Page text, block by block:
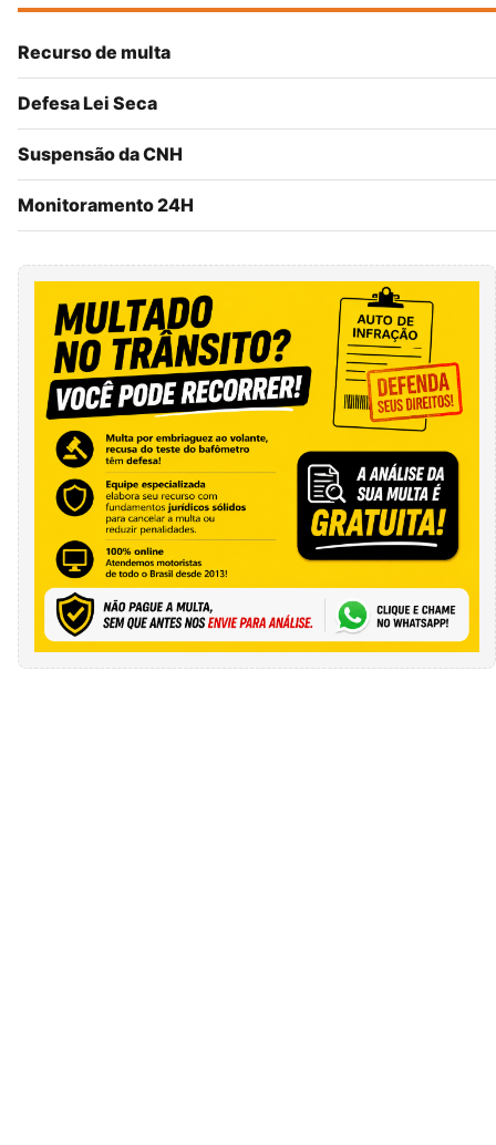
Recurso de multa
Defesa Lei Seca
Suspensão da CNH
Monitoramento 24H